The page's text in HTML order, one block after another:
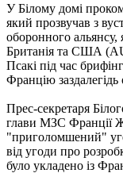
У Білому домі
який прозвучав з
оборонного
Британія та США
Псакі під час
Францію
Прес-секретаря
глави МЗС Франції
"приголомшений"
від угоди про
було укладено із